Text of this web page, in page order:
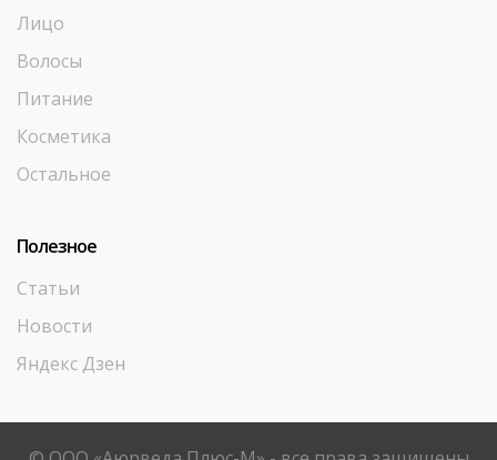
Лицо
Волосы
Питание
Косметика
Остальное
Полезное
Статьи
Новости
Яндекс Дзен